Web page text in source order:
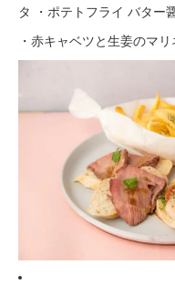
タ ・ポテトフライ バター
・赤キャベツと生姜のマリ